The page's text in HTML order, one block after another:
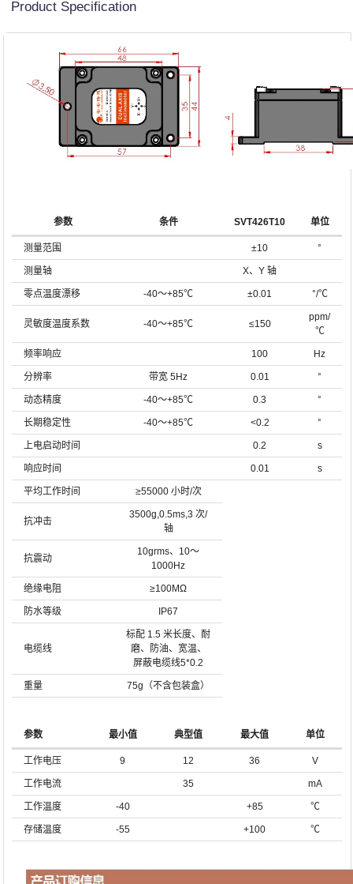
Product Specification
参数 条件 SVT426T10 单位
测量范围 ±10 °
测量轴 X、Y 轴
零点温度漂移 -40～+85℃ ±0.01 °/℃
灵敏度温度系数 -40～+85℃ ≤150
ppm/
℃
频率响应 100 Hz
分辨率 带宽 5Hz 0.01 °
动态精度 -40～+85℃ 0.3 °
长期稳定性 -40～+85℃ <0.2 °
上电启动时间 0.2 s
响应时间 0.01 s
平均工作时间 ≥55000 小时/次
抗冲击
3500g,0.5ms,3 次/
轴
抗震动
10grms、10～
1000Hz
绝缘电阻 ≥100MΩ
防水等级 IP67
电缆线
标配 1.5 米长度、耐
磨、防油、宽温、
屏蔽电缆线5*0.2
重量 75g（不含包装盒）
参数 最小值 典型值 最大值 单位
工作电压 9 12 36 V
工作电流 35 mA
工作温度 -40 +85 ℃
存储温度 -55 +100 ℃